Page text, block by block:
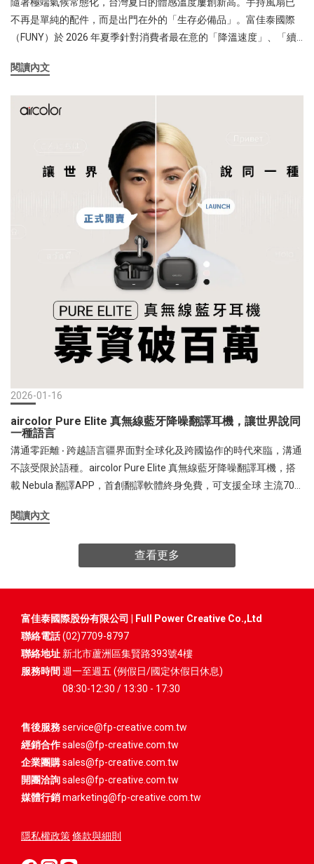
隨著極端氣候常態化，台灣夏日的體感溫度屢創新高。手持風扇已
不再是單純的配件，而是出門在外的「生存必備品」。富佳泰國際
（FUNY）於 2026 年夏季針對消費者最在意的「降溫速度」、「續
論你是通勤族、戶外玩家還是精打細算的辦公室小資族，都能找到
風扇續航，打造移動式包覆舒適風如果您受夠了小風扇那種弱不禁
風的吹拂感，AuraFan 舒適圈就是為您而生的強效機種 。它打破了
手持風扇「扇面小」的限制，擁有驚人的 6 吋超大直徑扇面與 5 葉
片設計，能提供包覆感極強的舒適氣流 。內部搭載 LG 原廠
4800mAh 動力電池，續航力最長可達 12 小時，讓您從早出門到晚
回家都無需擔心電力耗盡 。180° 的翻轉摺疊設計，讓它能在手持、
桌立、掛脖之間無縫切換，甚至能像循環扇一樣多角度調整 。推薦
使用情境： 最適合長時間戶外活動或辦公室桌面使用 。在露營、野
餐或觀看球賽時，大風量能迅速驅散悶熱；在辦公室時，180° 摺疊
後就是最穩定的桌扇，安靜的渦輪電機讓您專注工作不干擾同事
。 2. 【地表最強風速】FUNY 小坦克冰鎮多功能手持風扇噴射級 10
米強風！3 秒瞬冷超導技術，熱浪中的急救站面對體感 40 度的柏油
路，「吹熱風」是許多風扇的通病。小坦克冰鎮風扇直接將黑科技
點滿，搭載 10,000 RPM 高速渦輪電機，風速高達每秒 10 米，體感
如同噴射機般的強勁 。更驚人的是其超導製冷冰磁技術，按下開關
。雖然性能強悍，機身卻比前代減重 17%、體積縮小 33%，僅 185g
的極致輕巧，徹底解決了高效能風扇笨重的痛點 。 推薦使用情境：
推薦給機車通勤族與高溫環境作業者。在烈日下等紅綠燈或剛進車
室時，利用其冰鎮功能貼在頸部動脈處，能迅速降低體溫、防止中
暑；1-100 檔的無級風速調整，讓您在各種溫差下都能精準控溫
。 3. 【全方位掛載】FUNY 小雪糕冰鎮多功能掛脖風扇隨身沁涼小冰
塊！專屬夾具設計，解放雙手的降溫神器小雪糕冰鎮風扇是專為
「雙手正忙」的人群設計的靈巧之作 。外型精緻如雪糕，內部卻擁
於**「專屬夾具套件」**，除了掛脖與桌立，它還能輕易夾在背包
背帶、嬰兒車或寵物提籠上 。搭載 8,000 RPM 高速電機與轉盤式
境： 最推薦給新手爸媽與毛孩家長 。推著嬰兒車散步或帶寵物出遊
時，可將風扇固定在推車架上，開啟冰鎮模式，確保最怕熱的小寶
貝與毛小孩不會因悶熱而焦躁中暑；其滾輪式扇葉設計也增加了使
用的安全性 。 4. 【極致平衡二代】FUNY 冰晶(2.0)多功能手持風扇
美型與效能的頂規交會！5000mAh 長效冰鎮，質感生活的標配如果
。身為 2026 年最新升級款，它搭載了 LG 原廠 5,000mAh 動力電
池，在一般送風模式下可持續運轉達 15 小時，是系列中的續航冠軍
。7 葉片設計結合 6,400 RPM 高速電機，吹出來的風質細膩且強勁
。同樣具備 120° 摺角與 100 檔轉盤調風，且液晶螢幕能精準顯示電
量與風速，徹底消除電量焦慮 。奶霧白、質感灰與清風藍的三色選
祭，冰晶 2.0 的超長續航力能支援您一整天的涼爽需求 。底部自帶
掛勾設計，可隨意掛在包袋或腰間，既是實用的降溫工具，也是展
閱讀內文
2026-01-16
aircolor Pure Elite 真無線藍牙降噪翻譯耳機，讓世界說同
一種語言
溝通零距離 ‧ 跨越語言疆界面對全球化及跨國協作的時代來臨，溝通
不該受限於語種。aircolor Pure Elite 真無線藍牙降噪翻譯耳機，搭
載 Nebula 翻譯APP，首創翻譯軟體終身免費，可支援全球 主流70
而是變身成為個人隨行的全能語言翻譯官。 藉由藍牙 5.4 技術穩定
聲傳譯、遠端音視訊通話翻譯都能輕鬆駕馭。此外，也具備拍照翻
音轉寫成文字紀錄並摘要整理，將龐雜的會議內容，輕鬆化繁為
能，配戴入耳即能感受 「ANC 主動降噪」低至-42dB 深沉極致的安
靜感；也可自由切換「通透強化模式」，保持感知周遭環境，更為
安全。再結合 HiFi 高傳真音質，讓您在喧囂世界中，擁抱純淨原音
與無礙溝通，翻譯耳機也能擁有頂級耳機的音質享受。現在就到
aircolor官網 \ 蝦皮官方旗艦店 \ MOMO購物網即可購買【關於富佳
的熱愛，創建3C手機周邊配件品牌aircolor，提供消費者高品質且饒
富創意的手機配件產品，如: 行動電源, 藍牙耳機, 充電器, 手機支架…
等多樣貌產品。富佳泰國際自有品牌的產品均通過國家BSMI認證，
享有售後保固維修服務及完善的產品責任險，透過精緻的工藝設計
與直覺的使用體驗，致力於為消費者打造充滿質感與便利的行動生
閱讀內文
查看更多
富佳泰國際股份有限公司 | Full Power Creative Co.,Ltd
聯絡電話(02)7709-8797
聯絡地址 新北市蘆洲區集賢路393號4樓
服務時間 週一至週五 (例假日/國定休假日休息)
08:30-12:30 / 13:30 - 17:30
售後服務service@fp-creative.com.tw
經銷合作sales@fp-creative.com.tw
企業團購sales@fp-creative.com.tw
開團洽詢sales@fp-creative.com.tw
媒體行銷marketing@fp-creative.com.tw
隱私權政策條款與細則